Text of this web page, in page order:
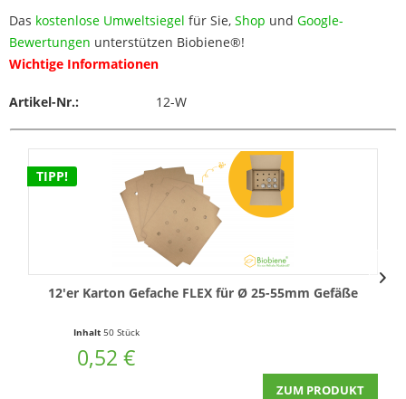
Das kostenlose Umweltsiegel für Sie, Shop und Google-
Bewertungen unterstützen Biobiene®!
Wichtige Informationen
Artikel-Nr.: 12-W
TIPP!
12'er Karton Gefache FLEX für Ø 25-55mm Gefäße
Inhalt 50 Stück
0,52 €
ZUM PRODUKT